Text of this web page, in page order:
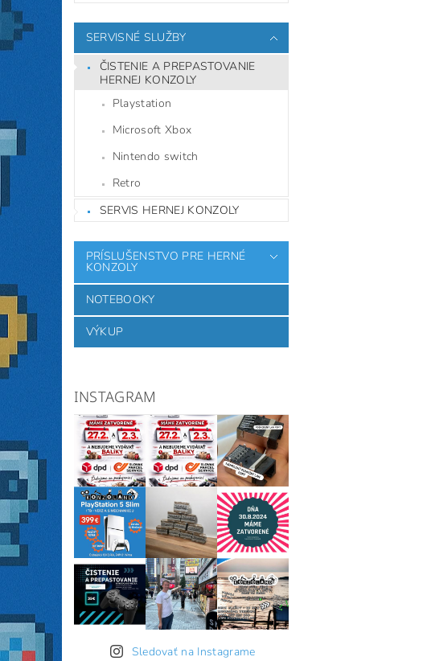
SERVISNÉ SLUŽBY
ČISTENIE A PREPASTOVANIE
HERNEJ KONZOLY
Playstation
Microsoft Xbox
Nintendo switch
Retro
SERVIS HERNEJ KONZOLY
PRÍSLUŠENSTVO PRE HERNÉ
KONZOLY
NOTEBOOKY
VÝKUP
INSTAGRAM
Sledovať na Instagrame